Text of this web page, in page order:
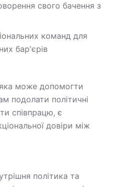
свого бачення з
команд для
бар'єрів
яка може допомогти
подолати політичні
співпрацю, є
довіри між
політика та